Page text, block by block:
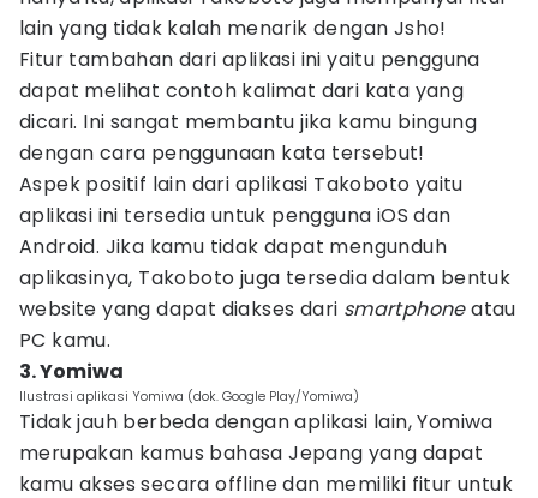
lain yang tidak kalah menarik dengan Jsho!
Fitur tambahan dari aplikasi ini yaitu pengguna
dapat melihat contoh kalimat dari kata yang
dicari. Ini sangat membantu jika kamu bingung
dengan cara penggunaan kata tersebut!
Aspek positif lain dari aplikasi Takoboto yaitu
aplikasi ini tersedia untuk pengguna iOS dan
Android. Jika kamu tidak dapat mengunduh
aplikasinya, Takoboto juga tersedia dalam bentuk
website yang dapat diakses dari smartphoneatau
PC kamu.
3. Yomiwa
Ilustrasi aplikasi Yomiwa (dok. Google Play/Yomiwa)
Tidak jauh berbeda dengan aplikasi lain, Yomiwa
merupakan kamus bahasa Jepang yang dapat
kamu akses secara offline dan memiliki fitur untuk